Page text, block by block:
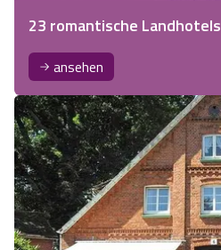
23 romantische Landhotels
ansehen